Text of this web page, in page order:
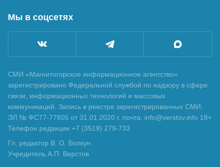
Мы в соцсетях
СМИ «Магнитогорское информационное агентство»
зарегистрировано Федеральной службой по надзору в сфере
связи, информационных технологий и массовых
коммуникаций. Запись в реестре зарегистрированных СМИ:
ЭЛ № ФС77-77805 от 31.01.2020 г. почта: info@verstov.info 18+
Телефон редакции +7 (3519) 279-733
Гл. редактор В. О. Болкун
Учредитель А.П. Верстов